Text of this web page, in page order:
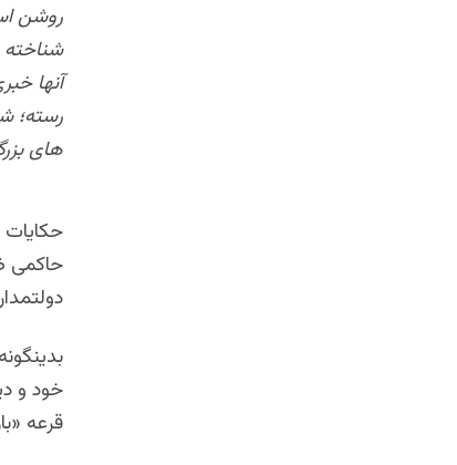
روشن
شناخته
آنها
رسته؛
های
حاکمی
خود و
قرعه